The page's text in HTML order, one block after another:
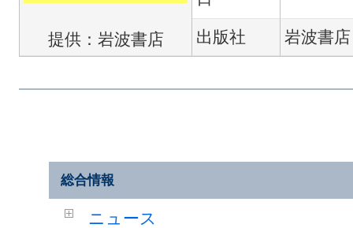
提供：岩波書店 出版社 岩波書店
総合情報
ニュース